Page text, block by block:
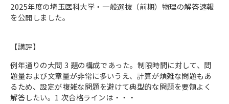
2025年度の埼玉医科大学・一般選抜（前期）物理の解答速報
を公開しました。
【講評】
例年通りの大問 3 題の構成であった。制限時間に対して、問
題量および文章量が非常に多いうえ、計算が煩雑な問題もあ
るため、設定が複雑な問題を避けて典型的な問題を要領よく
解答したい。1 次合格ラインは・・・